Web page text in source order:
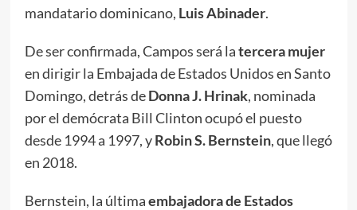
mandatario dominicano, Luis Abinader.
De ser confirmada, Campos será latercera mujer
en dirigir la Embajada de Estados Unidos en Santo
Domingo, detrás deDonna J. Hrinak, nominada
por el demócrata Bill Clinton ocupó el puesto
desde 1994 a 1997, yRobin S. Bernstein, que llegó
en 2018.
Bernstein, la últimaembajadora de Estados